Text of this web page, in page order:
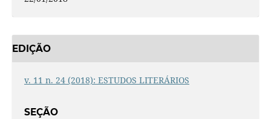
EDIÇÃO
v. 11 n. 24 (2018): ESTUDOS LITERÁRIOS
SEÇÃO